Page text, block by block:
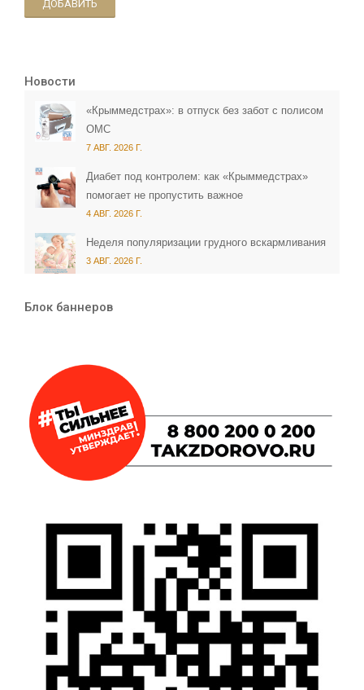
ДОБАВИТЬ
Новости
«Крыммедстрах»: в отпуск без забот с полисом
ОМС
7 АВГ. 2026 Г.
Диабет под контролем: как «Крыммедстрах»
помогает не пропустить важное
4 АВГ. 2026 Г.
Неделя популяризации грудного вскармливания
3 АВГ. 2026 Г.
Блок баннеров